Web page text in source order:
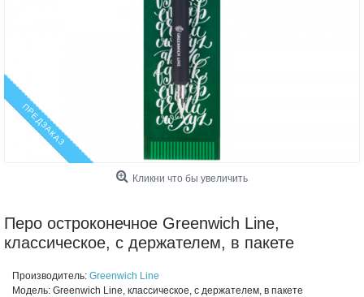
ПРЕДЗАКАЗ
Кликни что бы увеличить
Перо остроконечное Greenwich Line,
классическое, с держателем, в пакете
Производитель: Greenwich Line
Модель: Greenwich Line, классическое, с держателем, в пакете